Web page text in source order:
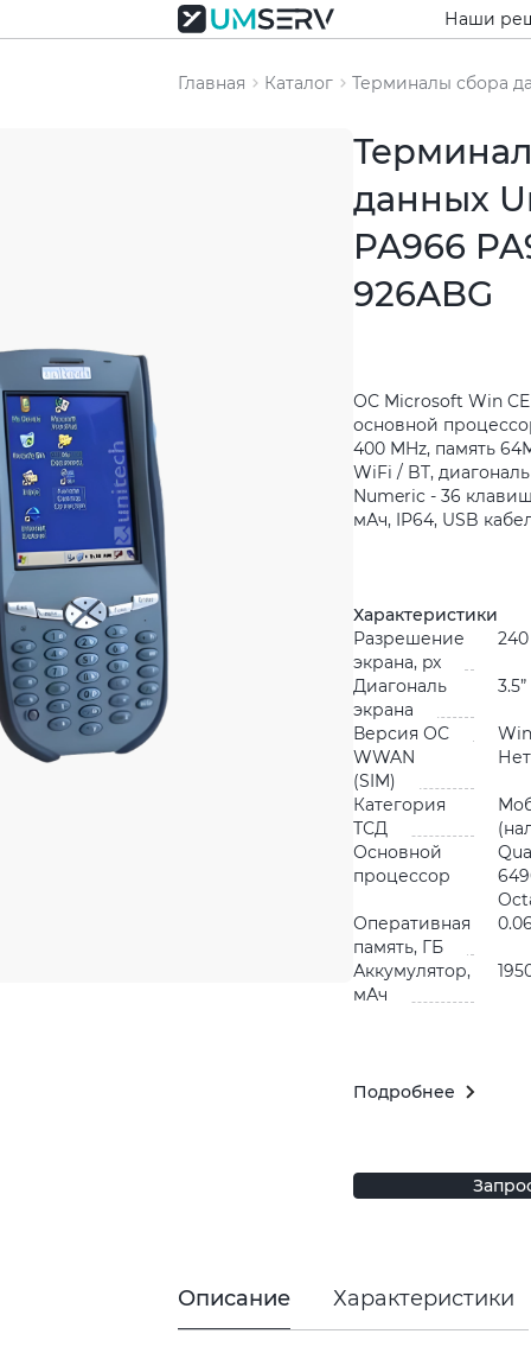
Наши
Главная Каталог Терминалы сбора
данных
PA966
926ABG
ОС Microsoft Win CE
основной
400 MHz, память
WiFi / BT,
Numeric - 36
мАч, IP64, USB
Характеристики
Разрешение
экрана, px
Диагональ
экрана
3.5”
Версия ОС
WWAN
(SIM)
Нет
Категория
ТСД
Основной
процессор
Оперативная
память, ГБ
Аккумулятор,
мАч
Подробнее
Описание Характеристики